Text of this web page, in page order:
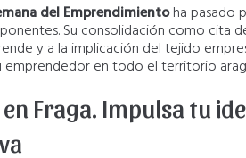
del Emprendimientoha pasado
ponentes. Su consolidación como
y a la implicación del tejido
en todo el territorio
Fraga. Impulsa tu